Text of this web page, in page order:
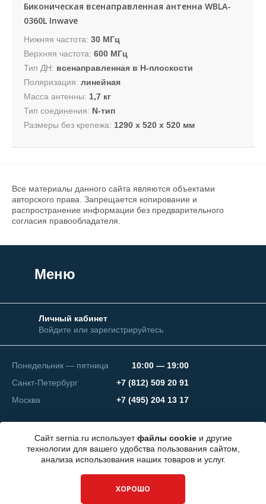
Сайт sernia.ru используетфайлы cookieи другие
технологии для вашего удобства пользования сайтом,
анализа использования наших товаров и услуг.
ХОРОШО
Биконическая всенаправленная антенна WBLA-
0360L Inwave
Нижняя частота: 30 МГц
Верхняя частота: 600 МГц
Тип ДН: всенаправленная в H-плоскости
Поляризация: линейная
Масса антенны: 1,7 кг
Тип соединения: N-тип
Размеры без крепежа: 1290 х 520 х 520 мм
Все материалы данного сайта являются объектами
авторского права. Запрещается копирование и
распространение информации без предварительного
согласия правообладателя.
Меню
Личный кабинет
Войдите или зарегистрируйтесь
Понедельник — пятница
10:00 — 19:00
Санкт-Петербург
+7 (812) 509 20 91
Москва
+7 (495) 204 13 17
Разработка сайта —